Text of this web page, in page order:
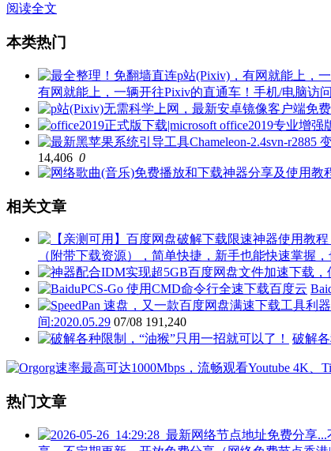
阅读全文
本类热门
有网就能上，一辆开往Pixiv的直通车！手机/电脑访
14,406 0
相关文章
（附带下载资源），简单快捷，新手也能快速掌握
间:2020.05.29 07/08 191,240
破解
热门文章